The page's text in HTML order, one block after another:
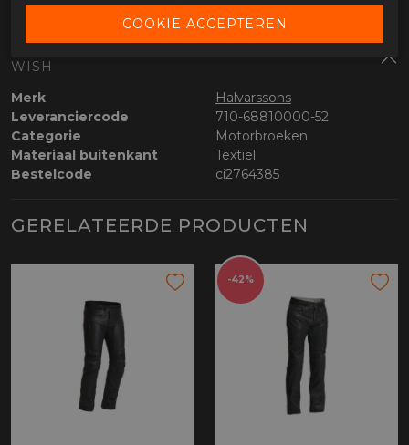
WISH
Merk
Halvarssons
Leveranciercode
710-68810000-52
Categorie
Motorbroeken
Materiaal buitenkant
Textiel
Bestelcode
ci2764385
GERELATEERDE PRODUCTEN
-42%